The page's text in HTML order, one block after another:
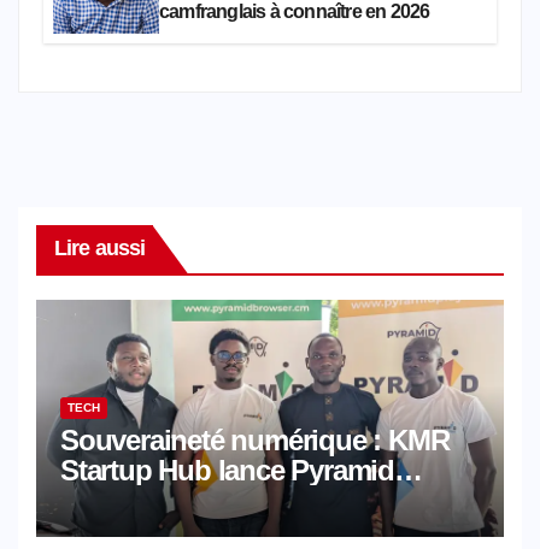
camfranglais à connaître en 2026
Lire aussi
TECH
Souveraineté numérique : KMR
Startup Hub lance Pyramid
Browser et Pyramid Mail, deux
solutions numériques made in